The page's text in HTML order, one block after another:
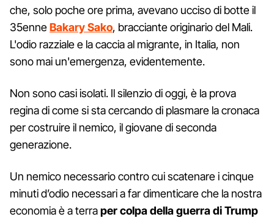
che, solo poche ore prima, avevano ucciso di botte il
35enneBakary Sako, bracciante originario del Mali.
L'odio razziale e la caccia al migrante, in Italia, non
sono mai un'emergenza, evidentemente.
Non sono casi isolati. Il silenzio di oggi, è la prova
regina di come si sta cercando di plasmare la cronaca
per costruire il nemico, il giovane di seconda
generazione.
Un nemico necessario contro cui scatenare i cinque
minuti d’odio necessari a far dimenticare che la nostra
economia è a terraper colpa della guerra di Trump